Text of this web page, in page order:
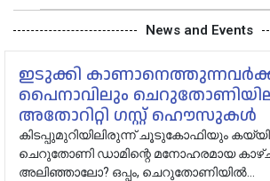
News and Events
ഇടുക്കി
പൈനാവിലും
അതോറിറ്റി ഗസ്റ്റ് ഹൌസുകൾ
കിടപ്പുമുറിയിലിരുന്ന് ചൂടുകോഫിയും
ചെറുതോണി ഡാമിന്റെ മനോഹരമായ
അലിഞ്ഞാലോ? ഒപ്പം, ചെറുതോണിയിൽ...